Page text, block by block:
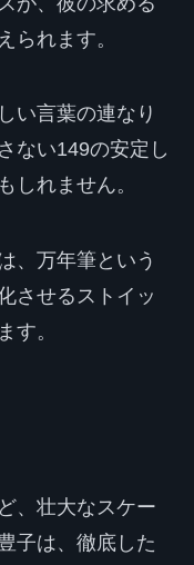
られます。
い言葉の連なり
ない149の安定し
しれません。
、万年筆という
させるストイッ
す。
、壮大なスケー
子は、徹底した